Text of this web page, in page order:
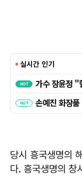
당시 흥국생명의
다. 흥국생명의 창